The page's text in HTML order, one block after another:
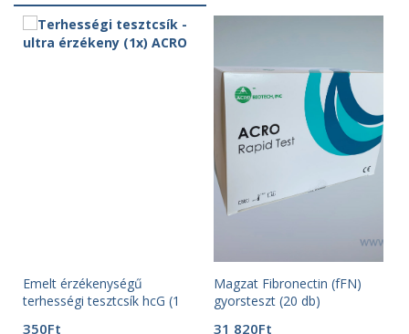
Emelt érzékenységű
terhességi tesztcsík hcG (1
350Ft
Magzat Fibronectin (fFN)
gyorsteszt (20 db)
31 820Ft